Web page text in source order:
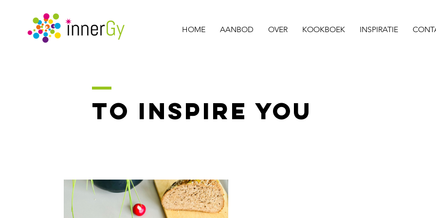
HOME AANBOD OVER KOOKBOEK INSPIRATIE
TO INSPIRE YOU